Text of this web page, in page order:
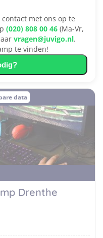
met ons op te
(020) 808 00 46 (Ma-Vr,
vragen@juvigo.nl.
te vinden!
data
Drenthe